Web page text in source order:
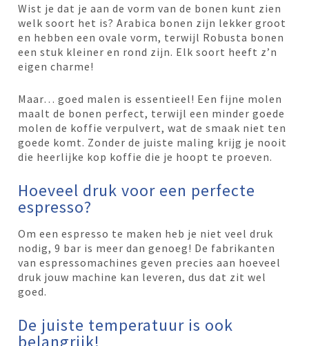
Wist je dat je aan de vorm van de bonen kunt zien
welk soort het is? Arabica bonen zijn lekker groot
en hebben een ovale vorm, terwijl Robusta bonen
een stuk kleiner en rond zijn. Elk soort heeft z’n
eigen charme!
Maar… goed malen is essentieel! Een fijne molen
maalt de bonen perfect, terwijl een minder goede
molen de koffie verpulvert, wat de smaak niet ten
goede komt. Zonder de juiste maling krijg je nooit
die heerlijke kop koffie die je hoopt te proeven.
Hoeveel druk voor een perfecte
espresso?
Om een espresso te maken heb je niet veel druk
nodig, 9 bar is meer dan genoeg! De fabrikanten
van espressomachines geven precies aan hoeveel
druk jouw machine kan leveren, dus dat zit wel
goed.
De juiste temperatuur is ook
belangrijk!